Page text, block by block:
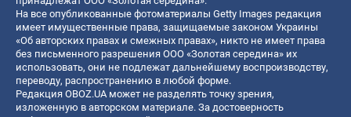
На все опубликованные фотоматериалы Getty Images редакция
имеет имущественные права, защищаемые законом Украины
«Об авторских правах и смежных правах», никто не имеет права
без письменного разрешения ООО «Золотая середина» их
использовать, они не подлежат дальнейшему воспроизводству,
переводу, распространению в любой форме.
Редакция OBOZ.UA может не разделять точку зрения,
изложенную в авторском материале. За достоверность